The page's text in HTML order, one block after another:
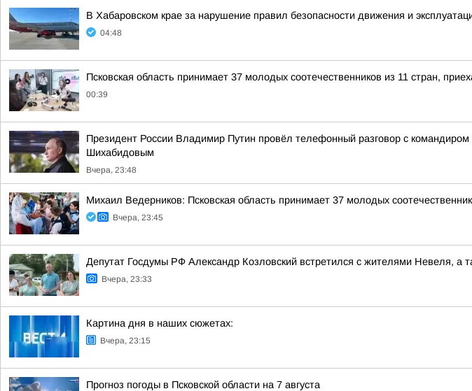
В Хабаровском крае за нарушение правил безопасности движения и
04:48
Псковская область принимает 37 молодых соотечественников из 11 стран,
00:39
Президент России Владимир Путин провёл телефонный разговор с
Шихабидовым
Вчера, 23:48
Михаил Ведерников: Псковская область принимает 37 молодых
Вчера, 23:45
Депутат Госдумы РФ Александр Козловский встретился с жителями Невеля, а
Вчера, 23:33
Картина дня в наших сюжетах:
Вчера, 23:15
Прогноз погоды в Псковской области на 7 августа